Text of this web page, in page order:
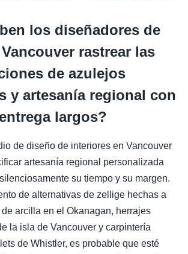
los diseñadores de
rastrear las
de azulejos
y artesanía regional con
largos?
de diseño de interiores en Vancouver
artesanía regional personalizada
su tiempo y su margen.
de alternativas de zellige hechas a
arcilla en el Okanagan, herrajes
la isla de Vancouver y carpintería
de Whistler, es probable que esté